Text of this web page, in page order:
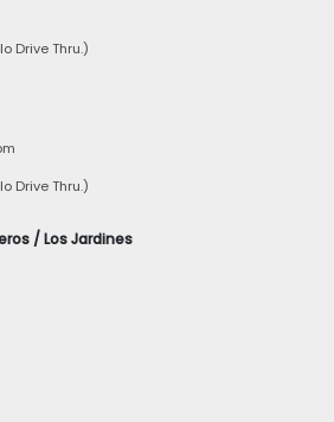
Drive Thru.)
Drive Thru.)
/ Los Jardines